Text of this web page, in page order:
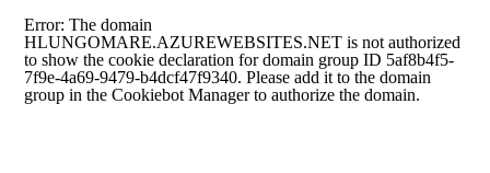
Error: The domain
HLUNGOMARE.AZUREWEBSITES.NET is not authorized
to show the cookie declaration for domain group ID 5af8b4f5-
7f9e-4a69-9479-b4dcf47f9340. Please add it to the domain
group in the Cookiebot Manager to authorize the domain.